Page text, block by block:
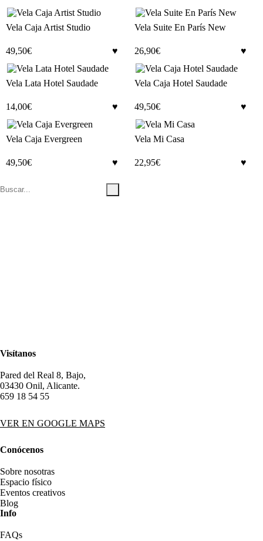
Vela Caja Artist Studio
49,50€
Vela Suite En París New
26,90€
Vela Lata Hotel Saudade
14,00€
Vela Caja Hotel Saudade
49,50€
Vela Caja Evergreen
49,50€
Vela Mi Casa
22,95€
Visítanos
Pared del Real 8, Bajo,
03430 Onil, Alicante.
659 18 54 55
VER EN GOOGLE MAPS
Conócenos
Sobre nosotras
Espacio físico
Eventos creativos
Blog
Info
FAQs